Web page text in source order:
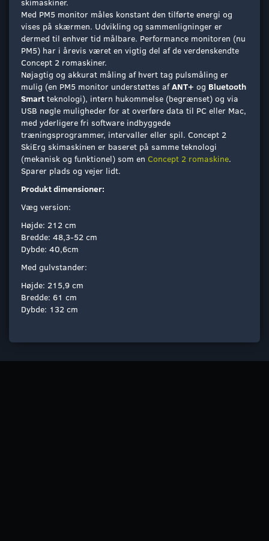
skimaskiner.
Med PM5 monitor måles konstant den tilførte energi og
vises på skærmen. Udvikling og sammenligninger er
dermed til enhver tid målbare. Performance monitoren (nu
PM5) har i årevis været en vigtig del af de verdenskendte
Concept 2 romaskiner.
Nøjagtig og akkurat måling af hvert tag pulsmåling er
mulig (en PM5 monitor understøttes afANT+ og Bluetooth
Smart teknologi), intern hukommelse (begrænset) og via
USB nøgle muligheder for at overføre data til PC eller Mac,
med yderligere fri software indbyggede
træningsprogrammer, intervaller eller spil. Concept 2
SkiErg skimaskinen er baseret på samme teknologi
(mekanisk og funktionel) som en Concept 2 romaskine.
Sparer plads og vejer lidt.
Produkt dimensioner:
Væg version:
Højde: 212 cm
Bredde: 48,3-52 cm
Dybde: 40,6cm
Med gulvstander:
Højde: 215,9 cm
Bredde: 61 cm
Dybde: 132 cm